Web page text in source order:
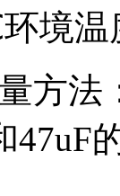
境温
方法
47uF